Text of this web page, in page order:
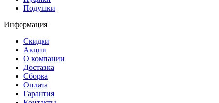
Подушки
Информация
Скидки
Акции
О компании
Доставка
Сборка
Оплата
Гарантия